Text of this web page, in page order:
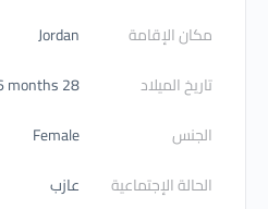
مكان الإقامة
Jordan
تاريخ الميلاد
28 years, 6 months
الجنس
Female
الحالة الإجتماعية
عازب